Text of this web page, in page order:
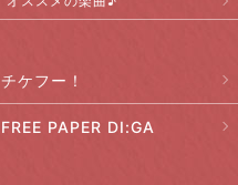
チケフー！
FREE PAPER DI:GA